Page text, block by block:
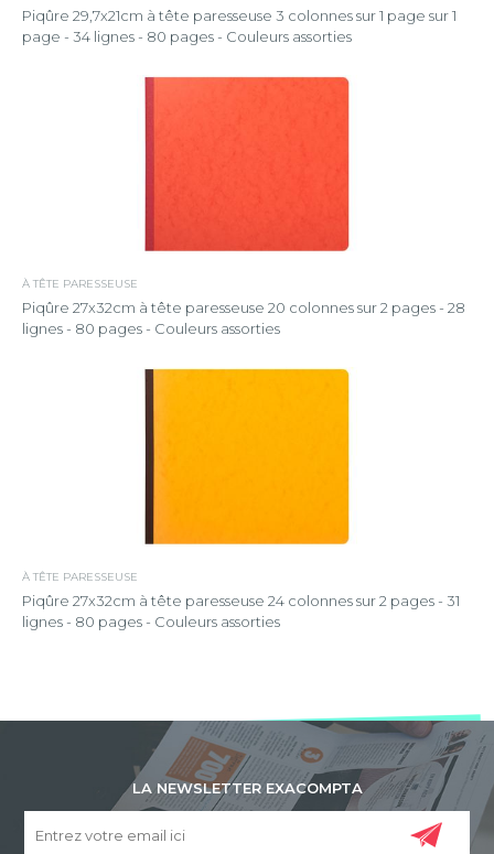
Piqûre 29,7x21cm à tête paresseuse 3 colonnes sur 1 page sur 1
page - 34 lignes - 80 pages - Couleurs assorties
À TÊTE PARESSEUSE
Piqûre 27x32cm à tête paresseuse 20 colonnes sur 2 pages - 28
lignes - 80 pages - Couleurs assorties
À TÊTE PARESSEUSE
Piqûre 27x32cm à tête paresseuse 24 colonnes sur 2 pages - 31
lignes - 80 pages - Couleurs assorties
LA NEWSLETTER EXACOMPTA